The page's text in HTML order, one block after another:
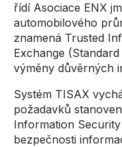
řídí Asociace ENX
automobilového
znamená Trusted
Exchange
výměny důvěrných
Systém TISAX
požadavků
Information
bezpečnosti